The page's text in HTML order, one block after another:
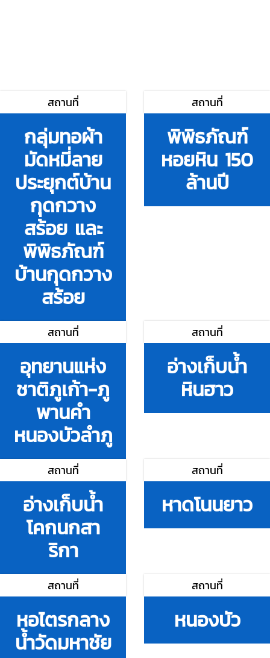
สถานที่
กลุ่มทอผ้า
มัดหมี่ลาย
ประยุกต์บ้าน
กุดกวาง
สร้อย และ
พิพิธภัณฑ์
บ้านกุดกวาง
สร้อย
สถานที่
พิพิธภัณฑ์
หอยหิน 150
ล้านปี
สถานที่
อุทยานแห่ง
ชาติภูเก้า-ภู
พานคำ
หนองบัวลำภู
สถานที่
อ่างเก็บน้ำ
หินฮาว
สถานที่
อ่างเก็บน้ำ
โคกนกสา
ริกา
สถานที่
หาดโนนยาว
สถานที่
หอไตรกลาง
น้ำวัดมหาชัย
สถานที่
หนองบัว